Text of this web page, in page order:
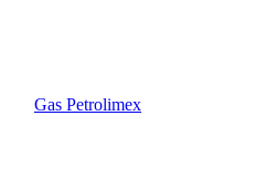
Gas Petrolimex